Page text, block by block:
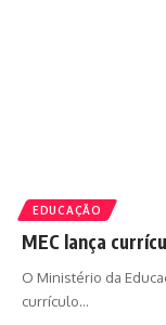
EDUCAÇÃO
MEC lança
O Ministério da
currículo…